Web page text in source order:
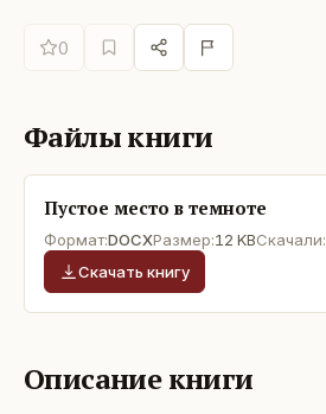
0
Файлы книги
Пустое место в темноте
Формат:DOCXРазмер:12 KBСкачали:
Скачать книгу
Описание книги